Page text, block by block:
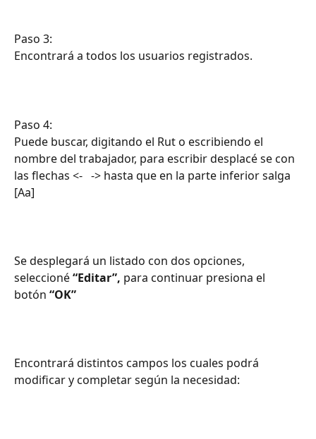
Paso 3:
Encontrará a todos los usuarios registrados.
Paso 4:
Puede buscar, digitando el Rut o escribiendo el
nombre del trabajador, para escribir desplacé se con
las flechas <-   -> hasta que en la parte inferior salga
[Aa]
Se desplegará un listado con dos opciones,
seleccioné “Editar”, para continuar presiona el
botón “OK”
Encontrará distintos campos los cuales podrá
modificar y completar según la necesidad: